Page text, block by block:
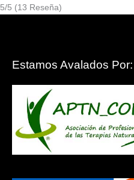
5/5 (13 Reseña)
Estamos Avalados Por: